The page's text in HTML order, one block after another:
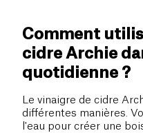
Comment
cidre Archie
quotidienne ?
Le vinaigre de cidre
différentes manières.
l'eau pour créer une